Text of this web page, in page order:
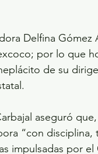
Delfina Gómez
por lo que
de su
aseguró
“con
impulsadas por